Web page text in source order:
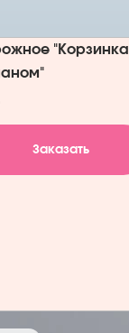
Заказать